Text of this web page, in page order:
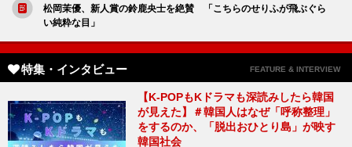
松岡茉優、新人賞の鈴鹿央士を絶賛 「こちらのせりふが飛ぶぐら
い純粋な目」
特集・インタビュー FEATURE & INTERVIEW
【K-POPもKドラマも深読みしたら韓国
が見えた】＃韓国人はなぜ「呼称整理」
をするのか、「脱出おひとり島」が映す
韓国社会